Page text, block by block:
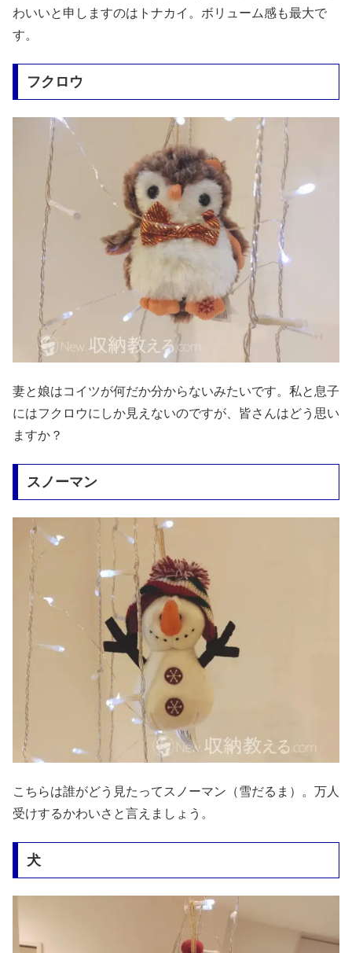
わいいと申しますのはトナカイ。ボリューム感も最大で
す。
フクロウ
妻と娘はコイツが何だか分からないみたいです。私と息子
にはフクロウにしか見えないのですが、皆さんはどう思い
ますか？
スノーマン
こちらは誰がどう見たってスノーマン（雪だるま）。万人
受けするかわいさと言えましょう。
犬